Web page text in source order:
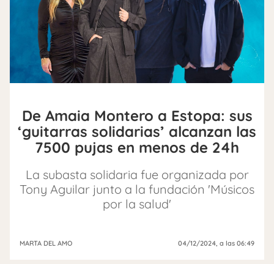
De Amaia Montero a Estopa: sus
‘guitarras solidarias’ alcanzan las
7500 pujas en menos de 24h
La subasta solidaria fue organizada por
Tony Aguilar junto a la fundación 'Músicos
por la salud'
MARTA DEL AMO 04/12/2024, a las 06:49